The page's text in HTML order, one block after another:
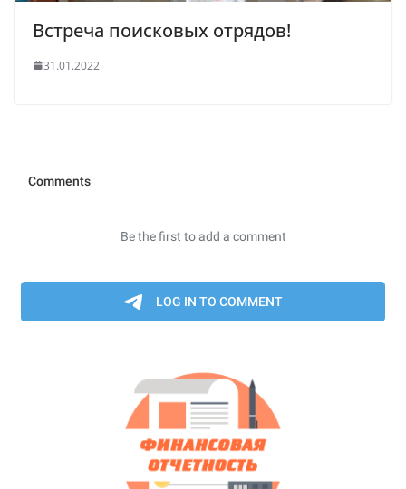
Встреча поисковых отрядов!
31.01.2022